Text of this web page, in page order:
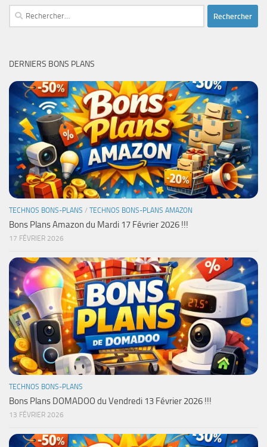
Rechercher :
DERNIERS BONS PLANS
TECHNOS BONS-PLANS / TECHNOS BONS-PLANS AMAZON
Bons Plans Amazon du Mardi 17 Février 2026 !!!
17 FÉVRIER 2026
TECHNOS BONS-PLANS
Bons Plans DOMADOO du Vendredi 13 Février 2026 !!!
13 FÉVRIER 2026